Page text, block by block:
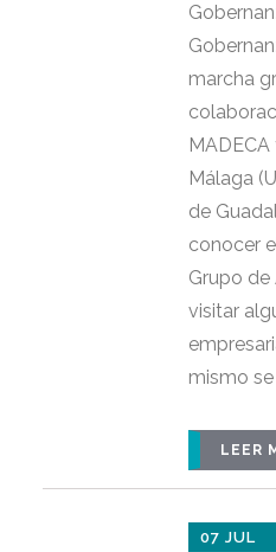
marcha
Málaga
de
conocer
Grupo
visitar
mismo
LEER
07 JUL